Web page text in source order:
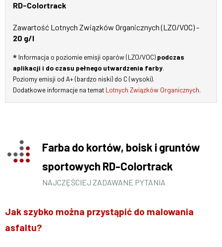
RD-Colortrack
Zawartość Lotnych Związków Organicznych (LZO/VOC) -
20 g/l
Informacja o poziomie emisji oparów (LZO/VOC) podczas
aplikacji i do czasu pełnego utwardzenia farby.
Poziomy emisji od A+ (bardzo niski) do C (wysoki).
Dodatkowe informacje na temat Lotnych Związków Organicznych.
Farba do kortów, boisk i gruntów
sportowych RD-Colortrack
NAJCZĘŚCIEJ ZADAWANE PYTANIA
Jak szybko można przystąpić do malowania
asfaltu?